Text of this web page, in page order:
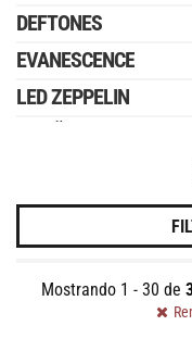
DEFTONES
EVANESCENCE
LED ZEPPELIN
MICHAEL JACKSON
MISFITS
MY CHEMICAL
Mostrando 1 - 30 de